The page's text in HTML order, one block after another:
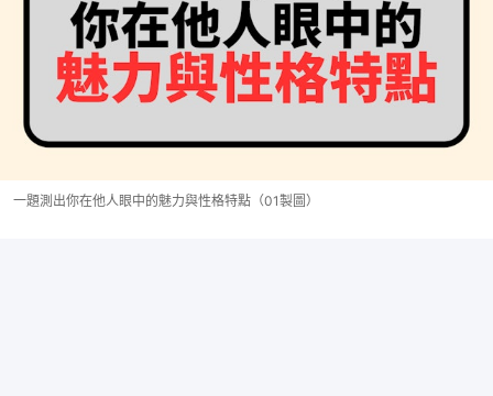
一題測出你在他人眼中的魅力與性格特點（01製圖）